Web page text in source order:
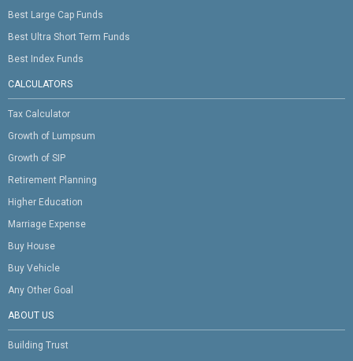
Best Large Cap Funds
Best Ultra Short Term Funds
Best Index Funds
CALCULATORS
Tax Calculator
Growth of Lumpsum
Growth of SIP
Retirement Planning
Higher Education
Marriage Expense
Buy House
Buy Vehicle
Any Other Goal
ABOUT US
Building Trust